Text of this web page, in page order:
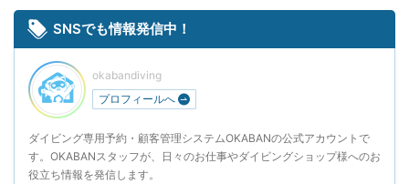
SNSでも情報発信中！
okabandiving
プロフィールへ
ダイビング専用予約・顧客管理システムOKABANの公式アカウントで
す。OKABANスタッフが、日々のお仕事やダイビングショップ様へのお
役立ち情報を発信します。